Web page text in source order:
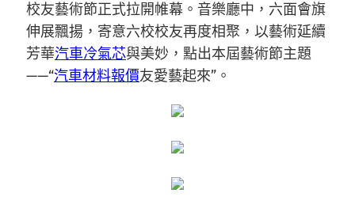
校友藝術節正式拉開帷幕。音樂廳中，六面會旗
伸展飄揚，寄意六校校友再度相聚，以藝術延續
芳華汽車冷氣芯與美妙，點出本屆藝術節主題
——“汽車材料報價友愛藝起來”。